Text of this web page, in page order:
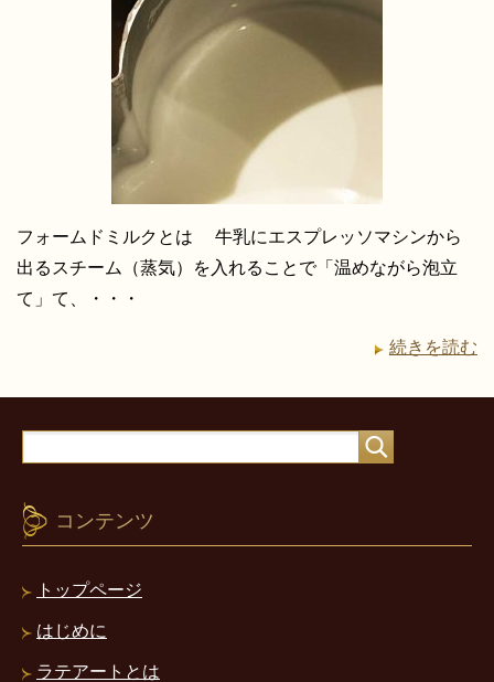
フォームドミルクとは 牛乳にエスプレッソマシンから
出るスチーム（蒸気）を入れることで「温めながら泡立
て」て、・・・
続きを読む
コンテンツ
トップページ
はじめに
ラテアートとは